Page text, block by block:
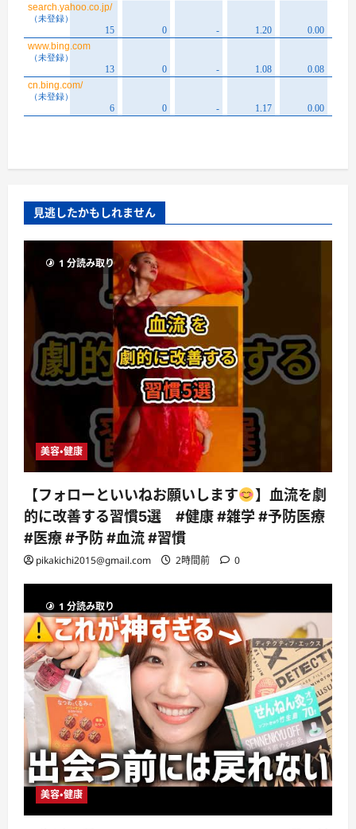
見逃したかもしれません
1 分読み取り
美容・健康
【フォローといいねお願いします
】血流を劇
的に改善する習慣5選 #健康 #雑学 #予防医療
#医療 #予防 #血流 #習慣
pikakichi2015@gmail.com 2時間前 0
1 分読み取り
美容・健康